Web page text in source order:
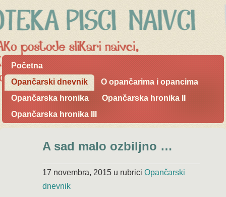
Početna
Opančarski dnevnik
O opančarima i opancima
Opančarska hronika
Opančarska hronika II
Opančarska hronika III
A sad malo ozbiljno …
17 novembra, 2015 u rubrici Opančarski
dnevnik